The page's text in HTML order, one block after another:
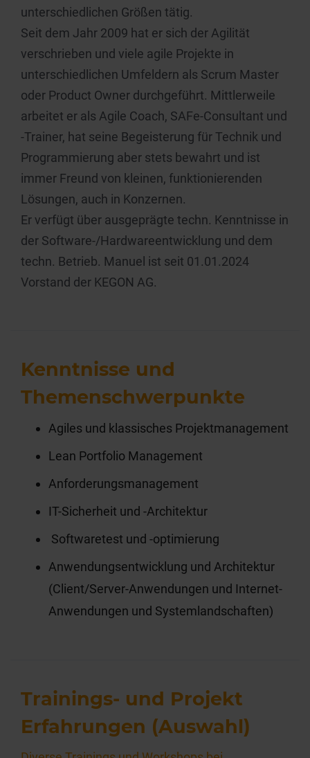
unterschiedlichen Größen tätig.
Seit dem Jahr 2009 hat er sich der Agilität
verschrieben und viele agile Projekte in
unterschiedlichen Umfeldern als Scrum Master
oder Product Owner durchgeführt. Mittlerweile
arbeitet er als Agile Coach, SAFe-Consultant und
-Trainer, hat seine Begeisterung für Technik und
Programmierung aber stets bewahrt und ist
immer Freund von kleinen, funktionierenden
Lösungen, auch in Konzernen.
Er verfügt über ausgeprägte techn. Kenntnisse in
der Software-/Hardwareentwicklung und dem
techn. Betrieb. Manuel ist seit 01.01.2024
Vorstand der KEGON AG.
Kenntnisse und
Themenschwerpunkte
Agiles und klassisches Projektmanagement
Lean Portfolio Management
Anforderungsmanagement
IT-Sicherheit und -Architektur
Softwaretest und -optimierung
Anwendungsentwicklung und Architektur
(Client/Server-Anwendungen und Internet-
Anwendungen und Systemlandschaften)
Trainings- und Projekt
Erfahrungen (Auswahl)